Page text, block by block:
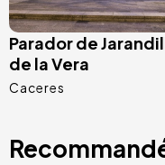
Parador de
de la Vera
Caceres